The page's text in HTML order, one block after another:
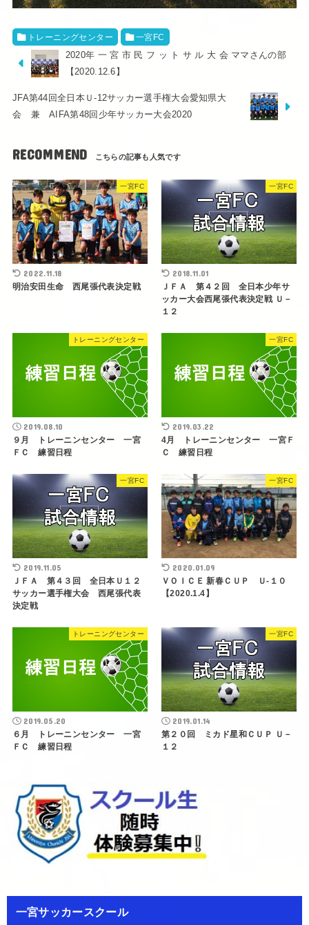
トレーニングセンター 一宮FC
2020年 一 宮 市 民 フ ッ ト サ ル 大 会 ママさんの部
【2020.12.6】
JFA第44回全日本Ｕ-12サッカー選手権大会愛知県大
会 兼 AIFA第48回少年サッカー大会2020
RECOMMEND
一宮FC
2022.11.18
明治安田生命 西尾張代表決定戦
一宮FC
2018.11.01
ＪＦＡ 第４２回 全日本少年サ
ッカー大会西尾張代表決定戦 Ｕ－
１２
トレーニングセンター
2019.08.10
９月 トレーニンセンター 一宮
ＦＣ 練習日程
一宮FC
2019.03.22
4月 トレーニンセンター 一宮Ｆ
Ｃ 練習日程
一宮FC
2019.11.05
ＪＦＡ 第４３回 全日本Ｕ１２
サッカー選手権大会 西尾張代表
決定戦
一宮FC
2020.01.09
ＶＯＩＣＥ 新春ＣＵＰ Ｕ-１０
【2020.1.4】
トレーニングセンター
2019.05.20
６月 トレーニンセンター 一宮
ＦＣ 練習日程
一宮FC
2019.01.14
第２０回 ミカド星和ＣＵＰ Ｕ－
１２
一宮サッカースクール